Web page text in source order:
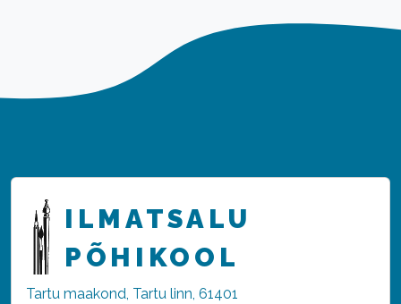
ILMATSALU
PÕHIKOOL
Tartu maakond, Tartu linn, 61401